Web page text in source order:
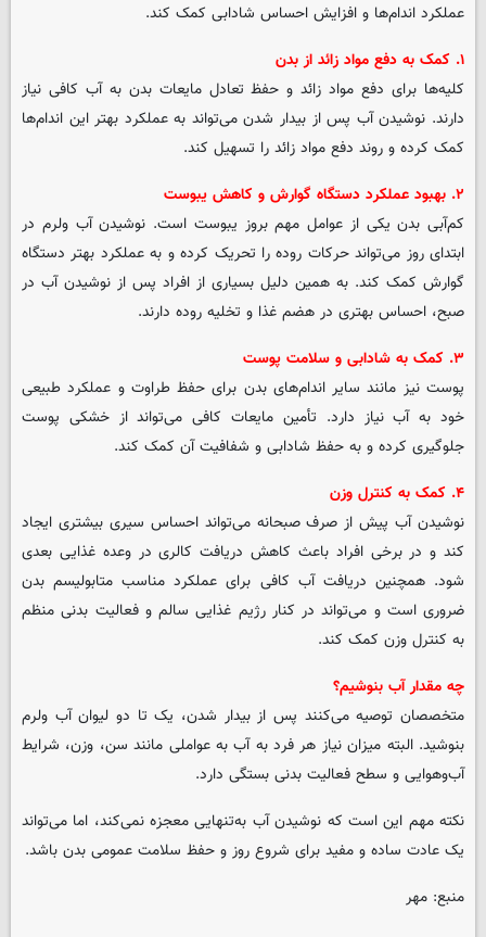
عملکرد اندام‌ها و افزایش احساس شادابی کمک کند.
۱. کمک به دفع مواد زائد از بدن
کلیه‌ها برای دفع مواد زائد و حفظ تعادل مایعات بدن به آب کافی نیاز
دارند. نوشیدن آب پس از بیدار شدن می‌تواند به عملکرد بهتر این اندام‌ها
کمک کرده و روند دفع مواد زائد را تسهیل کند.
۲. بهبود عملکرد دستگاه گوارش و کاهش یبوست
کم‌آبی بدن یکی از عوامل مهم بروز یبوست است. نوشیدن آب ولرم در
ابتدای روز می‌تواند حرکات روده را تحریک کرده و به عملکرد بهتر دستگاه
گوارش کمک کند. به همین دلیل بسیاری از افراد پس از نوشیدن آب در
صبح، احساس بهتری در هضم غذا و تخلیه روده دارند.
۳. کمک به شادابی و سلامت پوست
پوست نیز مانند سایر اندام‌های بدن برای حفظ طراوت و عملکرد طبیعی
خود به آب نیاز دارد. تأمین مایعات کافی می‌تواند از خشکی پوست
جلوگیری کرده و به حفظ شادابی و شفافیت آن کمک کند.
۴. کمک به کنترل وزن
نوشیدن آب پیش از صرف صبحانه می‌تواند احساس سیری بیشتری ایجاد
کند و در برخی افراد باعث کاهش دریافت کالری در وعده غذایی بعدی
شود. همچنین دریافت آب کافی برای عملکرد مناسب متابولیسم بدن
ضروری است و می‌تواند در کنار رژیم غذایی سالم و فعالیت بدنی منظم
به کنترل وزن کمک کند.
چه مقدار آب بنوشیم؟
متخصصان توصیه می‌کنند پس از بیدار شدن، یک تا دو لیوان آب ولرم
بنوشید. البته میزان نیاز هر فرد به آب به عواملی مانند سن، وزن، شرایط
آب‌وهوایی و سطح فعالیت بدنی بستگی دارد.
نکته مهم این است که نوشیدن آب به‌تنهایی معجزه نمی‌کند، اما می‌تواند
یک عادت ساده و مفید برای شروع روز و حفظ سلامت عمومی بدن باشد.
منبع: مهر